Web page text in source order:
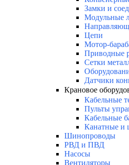
Замки и
Модульные
Цепи
Мотор-
Приводные
Сетки
Датчики
Крановое
Кабельные
Пульты
Кабельные
Канатные и
Шинопроводы
РВД и ПВД
Насосы
Вентиляторы